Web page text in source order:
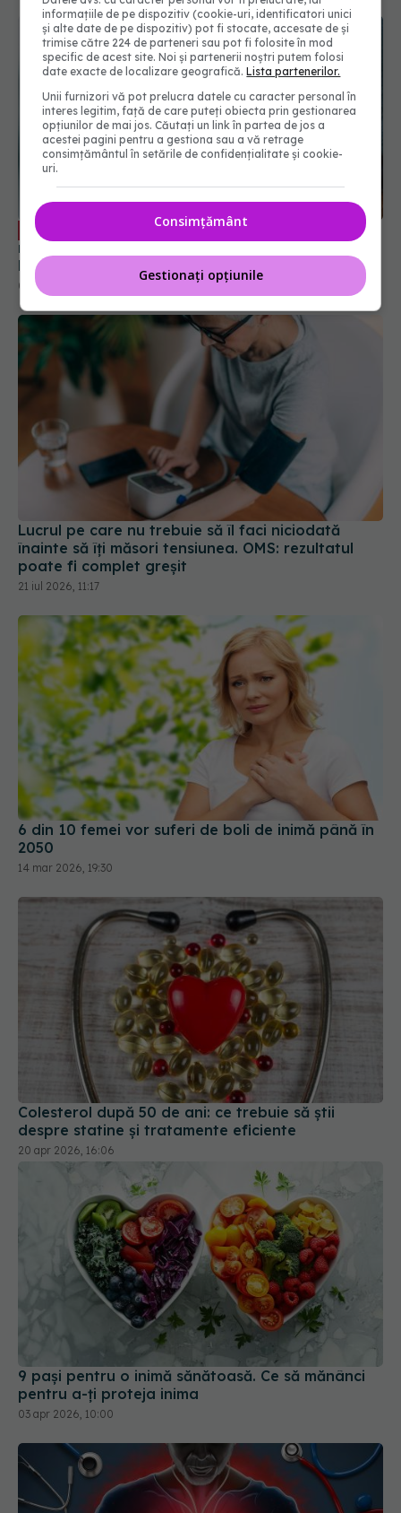
EXCLUSIV
miocardic. Dr. Monica Trofin Bănescu (SANADOR):
Monitorizare continuă
03 apr 2026, 12:15
Lucrul pe care nu trebuie să îl faci niciodată
înainte să îți măsori tensiunea. OMS: rezultatul
poate fi complet greșit
21 iul 2026, 11:17
6 din 10 femei vor suferi de boli de inimă până în
2050
14 mar 2026, 19:30
Colesterol după 50 de ani: ce trebuie să știi
despre statine și tratamente eficiente
20 apr 2026, 16:06
9 pași pentru o inimă sănătoasă. Ce să mănânci
pentru a-ți proteja inima
03 apr 2026, 10:00
informațiile de pe dispozitiv (cookie-uri, identificatori unici
și alte date de pe dispozitiv) pot fi stocate, accesate de și
trimise către 224 de parteneri sau pot fi folosite în mod
specific de acest site. Noi și partenerii noștri putem folosi
date exacte de localizare geografică.Lista partenerilor.
Unii furnizori vă pot prelucra datele cu caracter personal în
interes legitim, față de care puteți obiecta prin gestionarea
opțiunilor de mai jos. Căutați un link în partea de jos a
acestei pagini pentru a gestiona sau a vă retrage
consimțământul în setările de confidențialitate și cookie-
uri.
Consimțământ
Gestionați opțiunile